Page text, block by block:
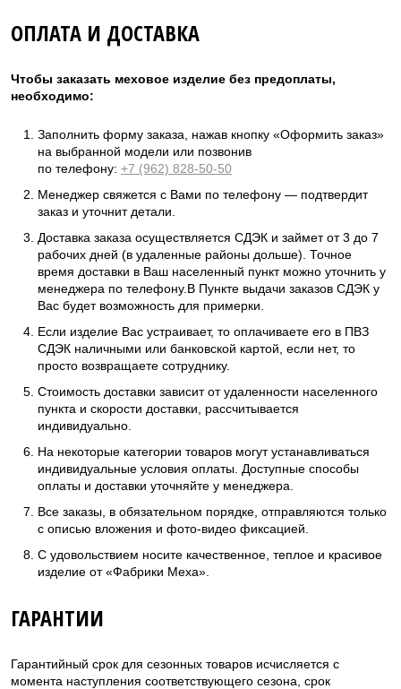
ОПЛАТА И ДОСТАВКА
Чтобы заказать меховое изделие без предоплаты,
необходимо:
Заполнить форму заказа, нажав кнопку «Оформить заказ»
на выбранной модели или позвонив
по телефону: +7 (962) 828-50-50
Менеджер свяжется с Вами по телефону — подтвердит
заказ и уточнит детали.
Доставка заказа осуществляется СДЭК и займет от 3 до 7
рабочих дней (в удаленные районы дольше). Точное
время доставки в Ваш населенный пункт можно уточнить у
менеджера по телефону.В Пункте выдачи заказов СДЭК у
Вас будет возможность для примерки.
Если изделие Вас устраивает, то оплачиваете его в ПВЗ
СДЭК наличными или банковской картой, если нет, то
просто возвращаете сотруднику.
Стоимость доставки зависит от удаленности населенного
пункта и скорости доставки, рассчитывается
индивидуально.
На некоторые категории товаров могут устанавливаться
индивидуальные условия оплаты. Доступные способы
оплаты и доставки уточняйте у менеджера.
Все заказы, в обязательном порядке, отправляются только
с описью вложения и фото-видео фиксацией.
С удовольствием носите качественное, теплое и красивое
изделие от «Фабрики Меха».
ГАРАНТИИ
Гарантийный срок для сезонных товаров исчисляется с
момента наступления соответствующего сезона, срок